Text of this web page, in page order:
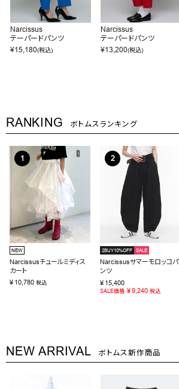
Narcissus
テーパードパンツ
¥15,180(税込)
Narcissus
テーパードパンツ
¥13,200(税込)
RANKING ボトムスランキング
NEW
Narcissusチュールミディス
カート
¥ 10,780 税込
2BUY10%OFF SALE
Narcissusサマーモロッコパ
ンツ
¥ 15,400
SALE価格 ¥9,240 税込
NEW ARRIVAL ボトムス新作商品